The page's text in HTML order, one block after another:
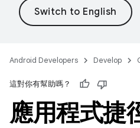
Android Developers Develop
這對你有幫助嗎？
應用程式捷